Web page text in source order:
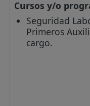
Cursos y/o
Seguridad
Primeros
cargo.